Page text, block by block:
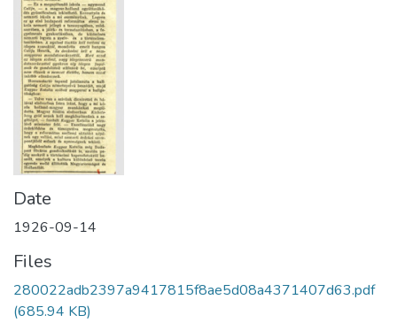
Date
1926-09-14
Files
280022adb2397a9417815f8ae5d08a4371407d63.pdf
(685.94 KB)